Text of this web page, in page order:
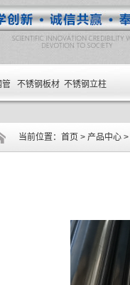
管 不锈钢板材 不锈钢立柱
当前位置： 首页 > 产品中心 >